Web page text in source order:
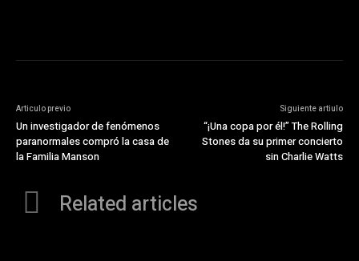
Articulo previo
Un investigador de fenómenos
paranormales compró la casa de
la Familia Manson
Siguiente artiulo
“¡Una copa por él!” The Rolling
Stones da su primer concierto
sin Charlie Watts
Related articles